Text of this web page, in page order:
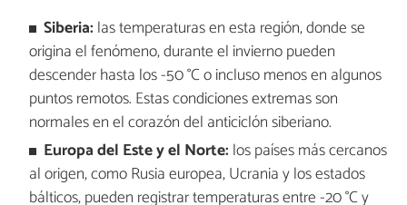
Siberia: las temperaturas en esta región, donde se
origina el fenómeno, durante el invierno pueden
descender hasta los -50 °C o incluso menos en algunos
puntos remotos. Estas condiciones extremas son
normales en el corazón del anticiclón siberiano.
Europa del Este y el Norte: los países más cercanos
al origen, como Rusia europea, Ucrania y los estados
bálticos, pueden registrar temperaturas entre -20 °C y